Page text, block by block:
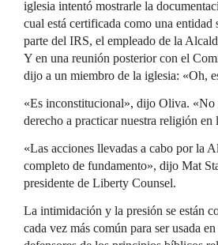
iglesia intentó mostrarle la
cual está certificada como una
parte del IRS, el empleado de la
Y en una reunión posterior con el
dijo a un miembro de la iglesia: «Oh,
«Es inconstitucional», dijo Oliva. «No
derecho a practicar nuestra religión en
«Las acciones llevadas a cabo por la
completo de fundamento», dijo Mat
presidente de Liberty Counsel.
La intimidación y la presión se están
cada vez más común para ser usada